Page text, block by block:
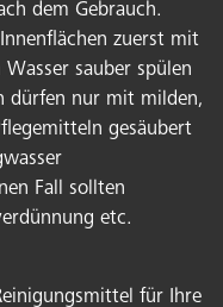
dem Gebrauch.
zuerst mit
sauber spülen
dürfen nur mit milden,
gesäubert
Fall sollten
etc.
für Ihre